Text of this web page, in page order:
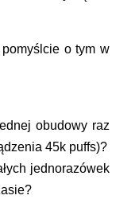
pomyślcie o tym w
obudowy raz
45k puffs)?
jednorazówek